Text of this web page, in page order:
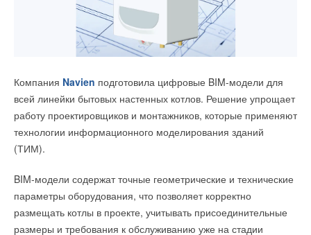
Компания Navien подготовила цифровые BIM-модели для
всей линейки бытовых настенных котлов. Решение упрощает
работу проектировщиков и монтажников, которые применяют
технологии информационного моделирования зданий
(ТИМ).
BIM-модели содержат точные геометрические и технические
параметры оборудования, что позволяет корректно
размещать котлы в проекте, учитывать присоединительные
размеры и требования к обслуживанию уже на стадии
НЕВАТОМ
обновила линейку щитов
результатом анализа опыта эксплуатации оборудования,
изучения требований нормативной документации и обратной
связи от проектировщиков и технических специалистов.
Основной целью модернизации стало расширение
и оптимизация конструкции щитов при сохранении полного
соответствия требованиям, предъявляемым к системам
противопожарной защиты.